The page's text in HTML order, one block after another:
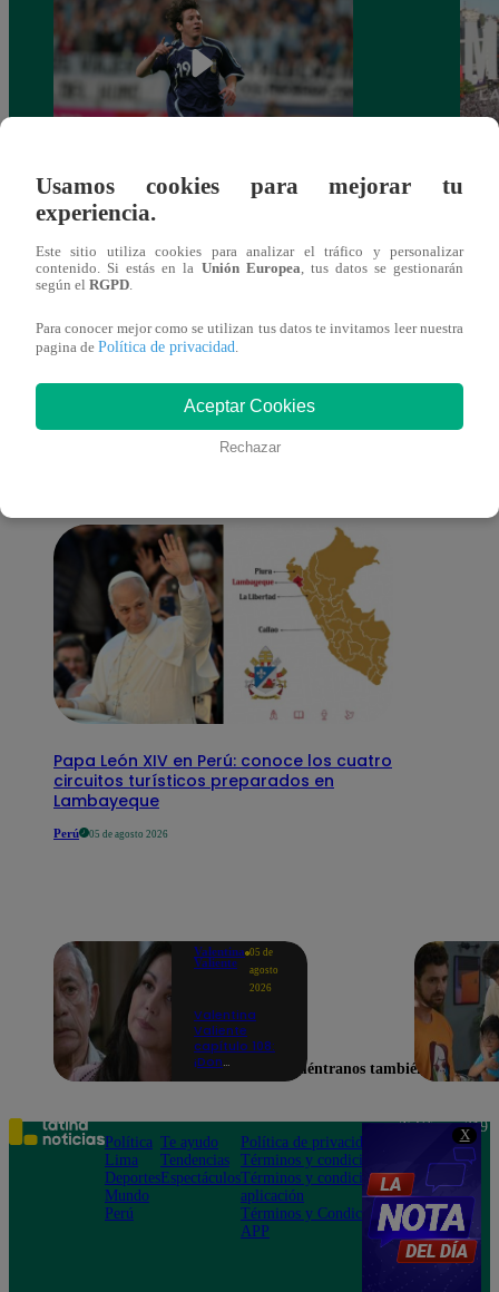
X
Messi, a 19 años de su debut en los
Mundiales
También te puede
interesar
Papa León XIV en Perú: conoce los cuatro
circuitos turísticos preparados en
Lambayeque
Perú 05 de agosto 2026
Valentina
Valiente
05 de
agosto
2026
Valentina
Valiente
capítulo 108:
¡Don
Frida tras
descubrir una
contradicción
en una
conversación!
Usamos cookies para mejorar tu
experiencia.
Este sitio utiliza cookies para analizar el tráfico y personalizar
contenido. Si estás en la Unión Europea , tus datos se gestionarán
según el RGPD
Para conocer mejor como se utilizan tus datos te invitamos leer nuestra
pagina de Política de privacidad
Aceptar Cookies
Rechazar
Encuéntranos también en
Política
Lima
Deportes
Mundo
Perú
Te ayudo
Tendencias
Espectáculos
Política de privacidad
Términos y condiciones
Términos y condiciones
aplicación
Términos y Condiciones
APP
Teléfono: 219
Av. San
Felipe 968
Jesús María